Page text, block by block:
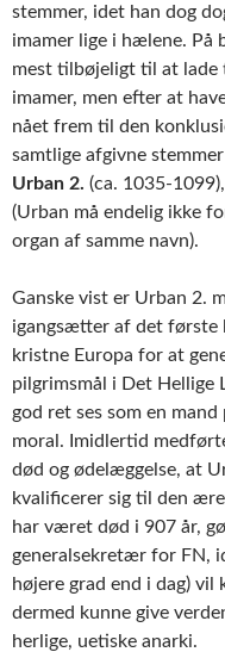
stemmer, idet han dog
imamer lige i hælene. På
mest tilbøjeligt til at
imamer, men efter at
nået frem til den
samtlige afgivne
Urban 2. (ca. 1035-
(Urban må endelig ikke
organ af samme navn).
Ganske vist er Urban 2.
igangsætter af det første
kristne Europa for at
pilgrimsmål i Det Hellige
god ret ses som en
moral. Imidlertid
død og ødelæggelse, at
kvalificerer sig til den
har været død i 907 år,
generalsekretær for FN,
højere grad end i dag)
dermed kunne give
herlige, uetiske anarki.